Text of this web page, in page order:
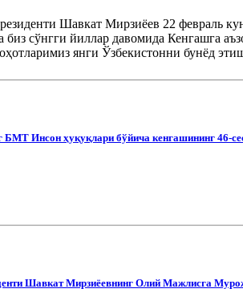
Шавкат Мирзиёев 22 февраль
биз сўнгги йиллар давомида Кенгашга
янги Ўзбекистонни бунёд
Инсон ҳуқуқлари бўйича кенгашининг 46-
Шавкат Мирзиёевнинг Олий Мажлисга